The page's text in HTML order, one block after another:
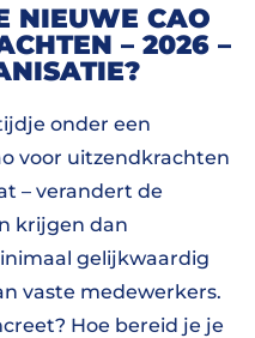
NIEUWE CAO
– 2026 –
onder een
voor uitzendkrachten
– verandert de
krijgen dan
gelijkwaardig
vaste medewerkers.
Hoe bereid je je